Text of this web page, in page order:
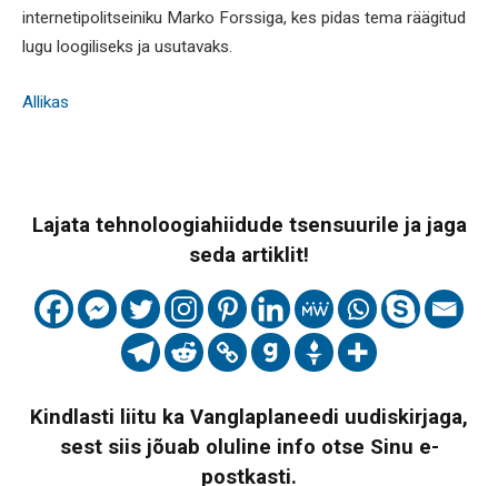
internetipolitseiniku Marko Forssiga, kes pidas tema räägitud
lugu loogiliseks ja usutavaks.
Allikas
Lajata tehnoloogiahiidude tsensuurile ja jaga
seda artiklit!
Kindlasti liitu ka Vanglaplaneedi uudiskirjaga,
sest siis jõuab oluline info otse Sinu e-
postkasti.